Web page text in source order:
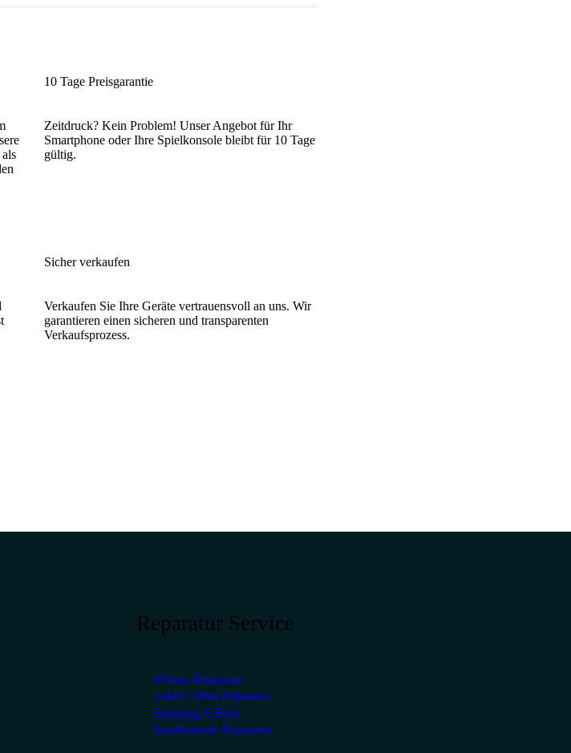
10 Tage Preisgarantie
Zeitdruck? Kein Problem! Unser Angebot für Ihr
Smartphone oder Ihre Spielkonsole bleibt für 10 Tage
gültig.
Sicher verkaufen
Verkaufen Sie Ihre Geräte vertrauensvoll an uns. Wir
garantieren einen sicheren und transparenten
Verkaufsprozess.
Reparatur Service
iPhone Reparatur
Tablet / iPad Reparatur
Samsung S-Serie
Spielkonsole Reparatur